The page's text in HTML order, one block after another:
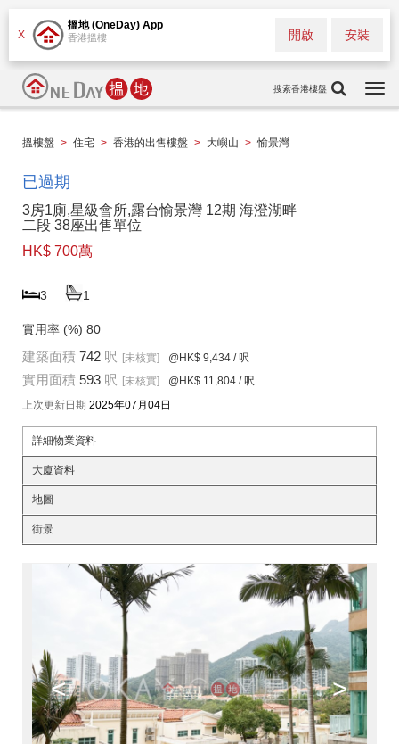
X
搵地 (OneDay) App
香港搵樓 安裝
開啟
搜索香港樓盤
搵樓盤 > 住宅 > 香港的出售樓盤 > 大嶼山 > 愉景灣
已過期
3房1廁,星級會所,露台愉景灣 12期 海澄湖畔
二段 38座出售單位
HK$ 700萬
3 1
實用率 (%) 80
建築面積 742 呎 [未核實] @HK$ 9,434 / 呎
實用面積 593 呎 [未核實] @HK$ 11,804 / 呎
上次更新日期 2025年07月04日
詳細物業資料
大廈資料
地圖
街景
< >